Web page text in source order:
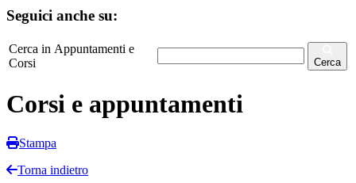
Seguici anche su:
Cerca in Appuntamenti e
Corsi
Cerca
Corsi e appuntamenti
Stampa
Torna indietro